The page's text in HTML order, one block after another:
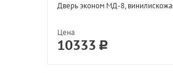
Дверь эконом МД-8, винилискожа
Цена
10333